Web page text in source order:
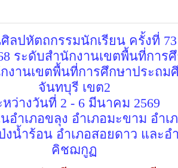
ลปหัตถกรรมนักเรียน ครั้งที่
ระดับสำนักงานเขตพื้นที่การ
งานเขตพื้นที่การศึกษาประถม
จันทบุรี เขต2
หว่างวันที่ 2 - 6 มีนาคม 2569
อำเภอขลุง อำเภอมะขาม อำเ
งน้ำร้อน อำเภอสอยดาว และอ
คิชฌกูฏ